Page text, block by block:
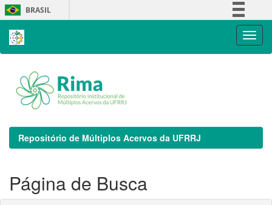
Skip
navigation
BRASIL
Repositório de Múltiplos Acervos da UFRRJ
Página de Busca